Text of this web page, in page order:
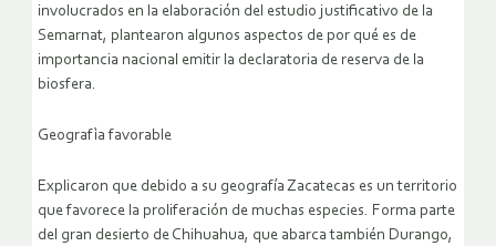
involucrados en la elaboración del estudio justificativo de la
Semarnat, plantearon algunos aspectos de por qué es de
importancia nacional emitir la declaratoria de reserva de la
biosfera.
Geografìa favorable
Explicaron que debido a su geografía Zacatecas es un territorio
que favorece la proliferación de muchas especies. Forma parte
del gran desierto de Chihuahua, que abarca también Durango,